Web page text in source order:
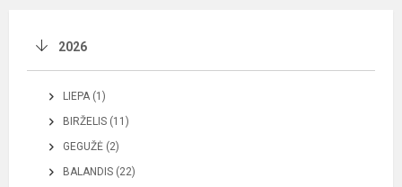
2026
LIEPA (1)
BIRŽELIS (11)
GEGUŽĖ (2)
BALANDIS (22)